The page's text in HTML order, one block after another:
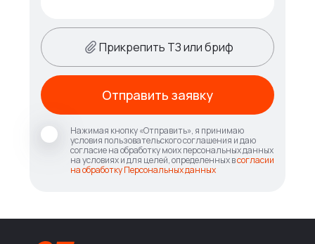
Прикрепить ТЗ или бриф
Нажимая кнопку «Отправить», я принимаю
условия пользовательского соглашения и даю
согласие на обработку моих персональных данных
на условиях и для целей, определенных всогласии
на обработку Персональных данных
Отправить заявку